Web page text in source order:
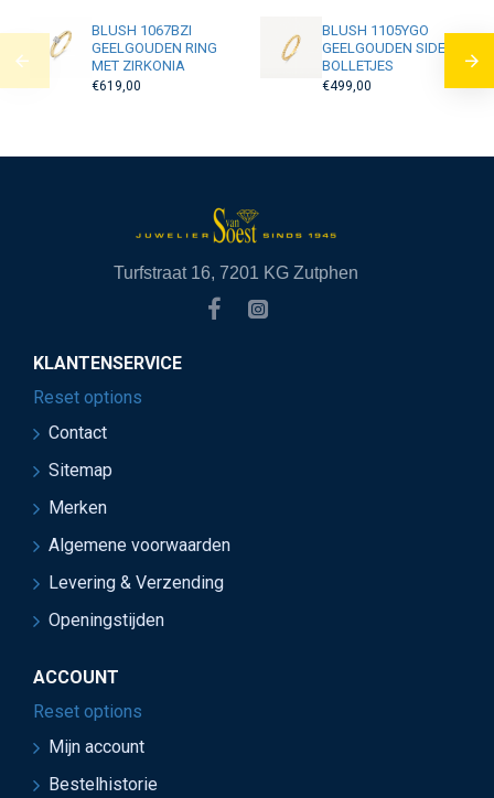
BLUSH 1067BZI
GEELGOUDEN RING
MET ZIRKONIA
€619,00
BLUSH 1105YGO
GEELGOUDEN SIDER
BOLLETJES
€499,00
Turfstraat 16, 7201 KG Zutphen
KLANTENSERVICE
Reset options
Contact
Sitemap
Merken
Algemene voorwaarden
Levering & Verzending
Openingstijden
ACCOUNT
Reset options
Mijn account
Bestelhistorie